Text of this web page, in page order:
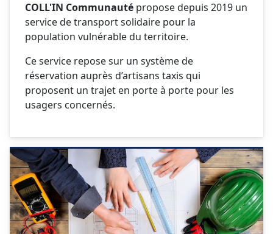
COLL'IN Communauté propose depuis 2019 un
service de transport solidaire pour la
population vulnérable du territoire.
Ce service repose sur un système de
réservation auprès d’artisans taxis qui
proposent un trajet en porte à porte pour les
usagers concernés.